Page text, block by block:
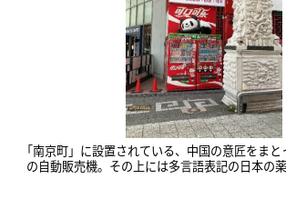
「南京町」に設置されている、中国の意匠をま
の自動販売機。その上には多言語表記の日本の